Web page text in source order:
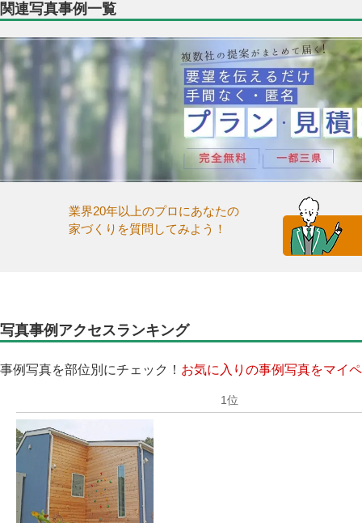
関連写真事例一覧
業界20年以上のプロにあなたの
家づくりを質問してみよう！
写真事例アクセスランキング
事例写真を部位別にチェック！ お気に入りの事例写真をマイ